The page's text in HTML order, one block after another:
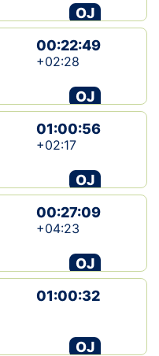
OJ
00:22:49
+02:28
OJ
01:00:56
+02:17
OJ
00:27:09
+04:23
OJ
01:00:32
OJ